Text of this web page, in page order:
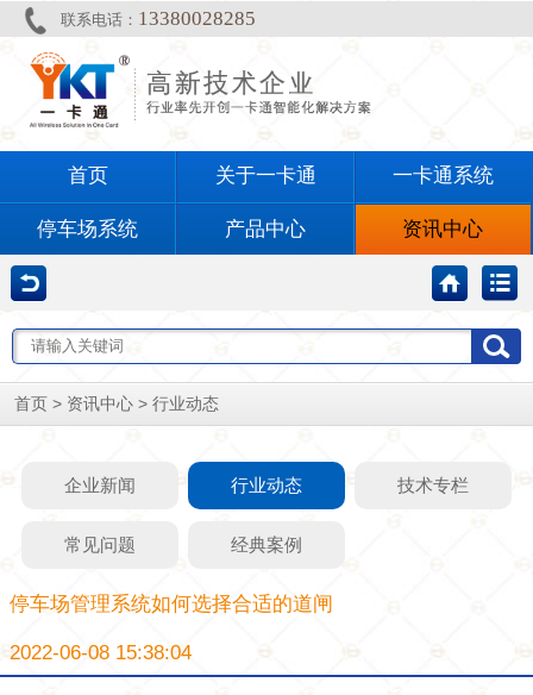
联系电话： 13380028285
首页 关于一卡通 一卡通系统
停车场系统 产品中心 资讯中心
首页 > 资讯中心 > 行业动态
企业新闻 行业动态 技术专栏
常见问题 经典案例
停车场管理系统如何选择合适的道闸
2022-06-08 15:38:04